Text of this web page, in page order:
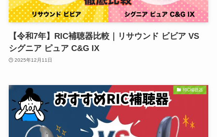
【令和7年】RIC補聴器比較｜リサウンド ビビア VS
シグニア ピュア C&G IX
2025年12月11日
RIC補聴器